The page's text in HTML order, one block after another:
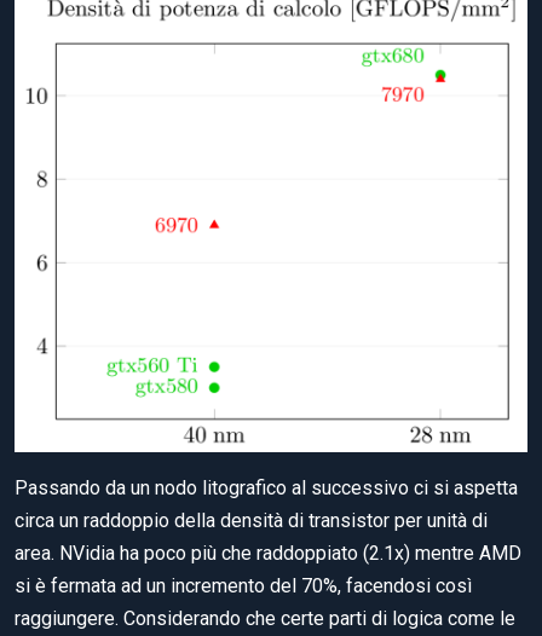
Passando da un nodo litografico al successivo ci si aspetta
circa un raddoppio della densità di transistor per unità di
area. NVidia ha poco più che raddoppiato (2.1x) mentre AMD
si è fermata ad un incremento del 70%, facendosi così
raggiungere. Considerando che certe parti di logica come le